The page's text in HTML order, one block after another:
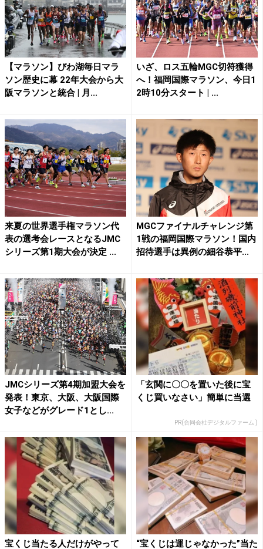
【マラソン】びわ湖毎日マラ
ソン歴史に幕 22年大会から大
阪マラソンと統合 | 月...
いざ、ロス五輪MGC切符獲得
へ！福岡国際マラソン、今日1
2時10分スタート | ...
来夏の世界選手権マラソン代
表の選考会レースとなるJMC
シリーズ第1期大会が決定 ...
MGCファイナルチャレンジ第
1戦の福岡国際マラソン！国内
招待選手は異例の細谷恭平...
JMCシリーズ第4期加盟大会を
発表！東京、大阪、大阪国際
女子などがグレード1とし...
「玄関に〇〇を置いた後に宝
くじ買いなさい」簡単に当選
PR(合同会社デジタルファーム )
宝くじ当たる人だけがやって “宝くじは運じゃなかった”当た